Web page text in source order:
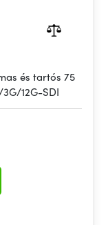
és tartós 75
12G-SDI